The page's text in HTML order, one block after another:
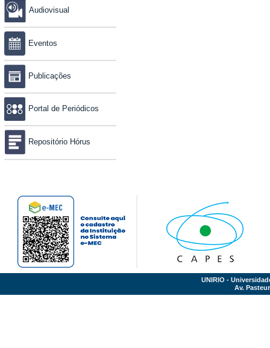
Audiovisual
Eventos
Publicações
Portal de Periódicos
Repositório Hórus
UNIRIO -
Av.